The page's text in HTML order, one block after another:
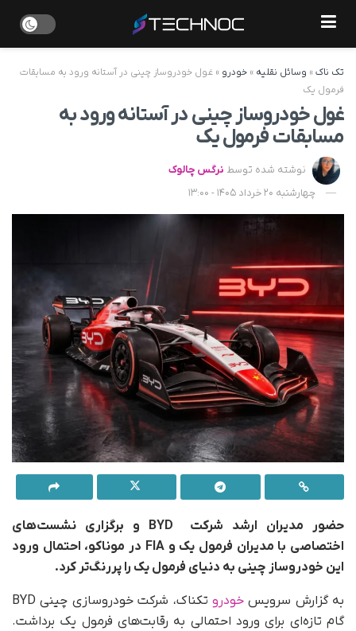
تک ناک» وسائل نقلیه » خودرو » غول خودروساز چینی در آستانه ورود به مسابقات
فرمول یک
غول خودروساز چینی در آستانه ورود به
مسابقات فرمول یک
نوشته شده توسط نرگس چالوک
چهارشنبه 20 خرداد 1405 - 13:00
حضور مدیران ارشد شرکت BYD و برگزاری نشست‌های
اختصاصی با مدیران فرمول یک و FIA در موناکو، احتمال ورود
این خودروساز چینی به دنیای فرمول یک را پررنگ‌تر کرد.
به گزارش سرویسخودرو
تکناک، شرکت خودروسازی چینی BYD
گام تازه‌ای برای ورود احتمالی به رقابت‌های فرمول یک برداشت.